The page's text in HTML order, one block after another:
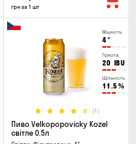
грн за 1 шт
Міцність
4°
Гіркота
20 IBU
Щільність
11.5 %
(1)
Пиво Velkopopovicky Kozel
світле 0.5л